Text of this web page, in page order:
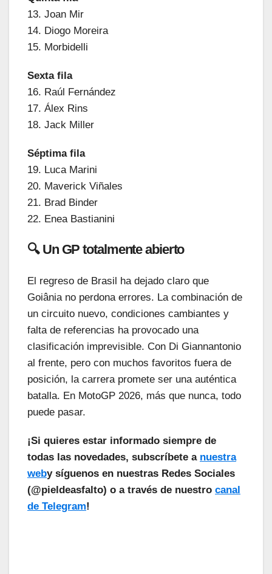
13. Joan Mir
14. Diogo Moreira
15. Morbidelli
Sexta fila
16. Raúl Fernández
17. Álex Rins
18. Jack Miller
Séptima fila
19. Luca Marini
20. Maverick Viñales
21. Brad Binder
22. Enea Bastianini
🔍 Un GP totalmente abierto
El regreso de Brasil ha dejado claro que
Goiânia no perdona errores. La combinación de
un circuito nuevo, condiciones cambiantes y
falta de referencias ha provocado una
clasificación imprevisible. Con Di Giannantonio
al frente, pero con muchos favoritos fuera de
posición, la carrera promete ser una auténtica
batalla. En MotoGP 2026, más que nunca, todo
puede pasar.
¡Si quieres estar informado siempre de
todas las novedades, subscríbete a nuestra
weby síguenos en nuestras Redes Sociales
(@pieldeasfalto) o a través de nuestro canal
de Telegram!